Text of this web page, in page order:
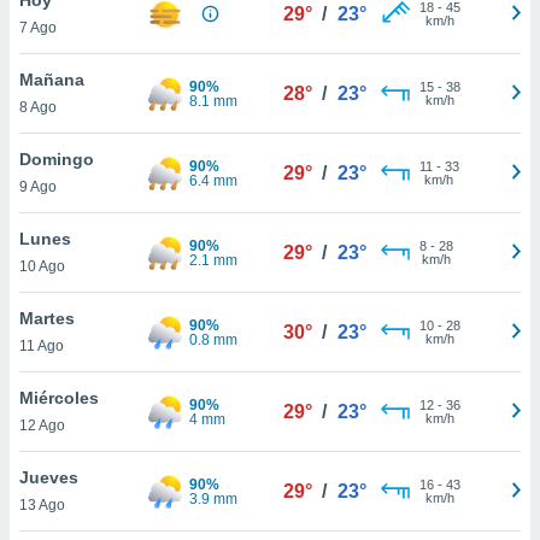
en
más
nuestra
de
cookies
aceptar
7 Ago
29° / 23° 18- 45
km/h
Mañana
8 Ago
90%
8.1 mm
28° / 23° 15- 38
km/h
Domingo
9 Ago
90%
6.4 mm
29° / 23° 11 - 33
km/h
Lunes
10 Ago
90%
2.1 mm
29° / 23° 8- 28
km/h
Martes
11 Ago
90%
0.8 mm
30° / 23° 10- 28
km/h
Miércoles
12 Ago
90%
4 mm
29° / 23° 12- 36
km/h
Jueves
13 Ago
90%
3.9 mm
29° / 23° 16- 43
km/h